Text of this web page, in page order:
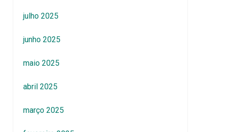
julho 2025
junho 2025
maio 2025
abril 2025
março 2025